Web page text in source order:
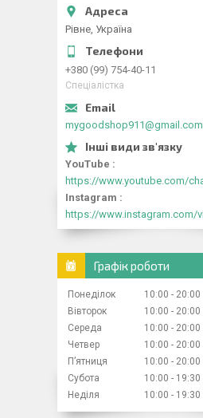
Рівне, Україна
+380 (99) 754-40-11
Спеціалістка
mygoodshop911@gmail.com
YouTube
Instagram
Графік роботи
Понеділок 10:00
20:00
Вівторок
10:00
20:00
Середа
10:00
20:00
Четвер
10:00
20:00
Пʼятниця
10:00
20:00
Субота
10:00
19:30
Неділя
10:00 19:30